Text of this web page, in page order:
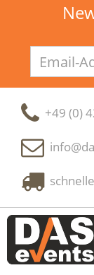
Adresse
+49 (0)